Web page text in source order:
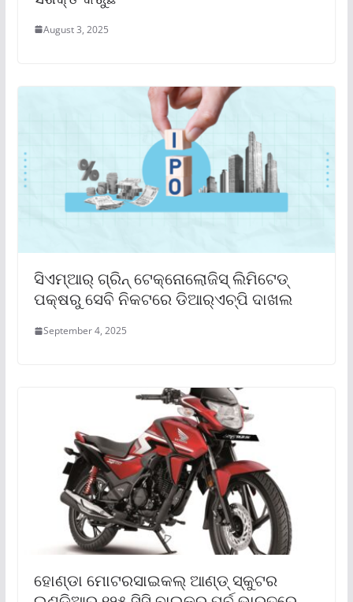
August 3, 2025
ସିଏମ୍‌ଆର୍ ଗ୍ରିନ୍ ଟେକ୍ନୋଲୋଜିସ୍ ଲିମିଟେଡ୍
ପକ୍ଷରୁ ସେବି ନିକଟରେ ଡିଆର୍‌ଏଚ୍‌ପି ଦାଖଲ
September 4, 2025
ହୋଣ୍ଡା ମୋଟରସାଇକଲ୍ ଆଣ୍ଡ୍ ସ୍କୁଟର